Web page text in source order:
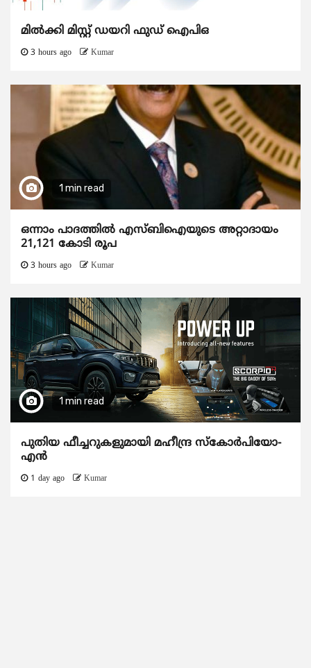
മിൽക്കി മിസ്റ്റ് ഡയറി ഫുഡ് ഐപിഒ
3 hours ago Kumar
1 min read
ഒന്നാം പാദത്തിൽ എസ്ബിഐയുടെ അറ്റാദായം
21,121 കോടി രൂപ
3 hours ago Kumar
1 min read
പുതിയ ഫീച്ചറുകളുമായി മഹീന്ദ്ര സ്കോർപിയോ-
എൻ
1 day ago Kumar